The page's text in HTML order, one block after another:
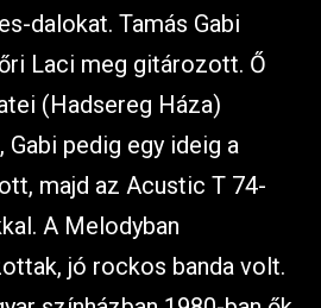
dalokat. Tamás Gabi
Laci meg gitározott. Ő
(Hadsereg Háza)
Gabi pedig egy ideig a
majd az Acustic T 74-
A Melodyban
jó rockos banda volt.